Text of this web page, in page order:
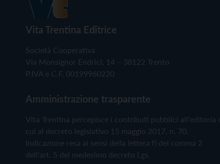
Vita Trentina Editrice
Società Cooperativa
Via Monsignor Endrici, 14 – 38122 Trento
P.IVA e C.F. 00199960220
Amministrazione trasparente
Vita Trentina percepisce i contributi pubblici all'editoria
cui al decreto legislativo 15 maggio 2017, n. 70.
Indicazione resa ai sensi della lettera f) del comma 2
dell'art. 5 del medesimo decreto Lgs.